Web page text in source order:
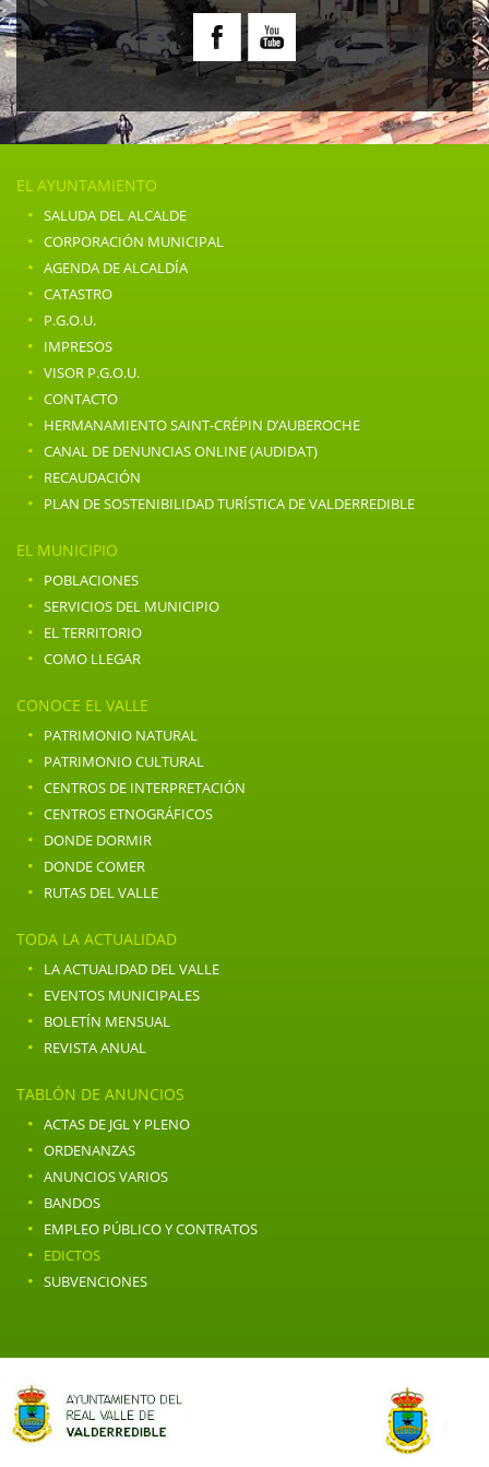
EL AYUNTAMIENTO
· SALUDA DEL ALCALDE
· CORPORACIÓN MUNICIPAL
· AGENDA DE ALCALDÍA
· CATASTRO
· P.G.O.U.
· IMPRESOS
· VISOR P.G.O.U.
· CONTACTO
· HERMANAMIENTO SAINT-CRÉPIN D’AUBEROCHE
· CANAL DE DENUNCIAS ONLINE (AUDIDAT)
· RECAUDACIÓN
· PLAN DE SOSTENIBILIDAD TURÍSTICA DE VALDERREDIBLE
EL MUNICIPIO
· POBLACIONES
· SERVICIOS DEL MUNICIPIO
· EL TERRITORIO
· COMO LLEGAR
CONOCE EL VALLE
· PATRIMONIO NATURAL
· PATRIMONIO CULTURAL
· CENTROS DE INTERPRETACIÓN
· CENTROS ETNOGRÁFICOS
· DONDE DORMIR
· DONDE COMER
· RUTAS DEL VALLE
TODA LA ACTUALIDAD
· LA ACTUALIDAD DEL VALLE
· EVENTOS MUNICIPALES
· BOLETÍN MENSUAL
· REVISTA ANUAL
TABLÓN DE ANUNCIOS
· ACTAS DE JGL Y PLENO
· ORDENANZAS
· ANUNCIOS VARIOS
· BANDOS
· EMPLEO PÚBLICO Y CONTRATOS
· EDICTOS
· SUBVENCIONES